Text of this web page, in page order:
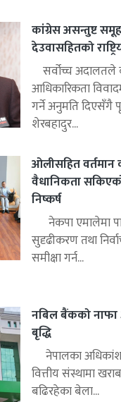
कांग्रेस असन्तुष्ट
देउवासहितको
सर्वोच्च अदालतले
आधिकारिकता
गर्ने अनुमति दिएसँगै
शेरबहादुर...
ओलीसहित वर्तमान
वैधानिकता
निष्कर्ष
नेकपा एमालेमा
सुदृढीकरण तथा
समीक्षा गर्न...
नबिल बैंकको नाफा
बृद्धि
नेपालका
वित्तीय संस्थामा
बढिरहेका बेला...